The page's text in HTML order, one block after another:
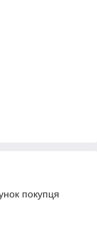
покупця